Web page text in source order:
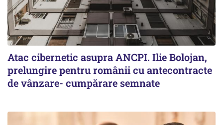
Atac cibernetic asupra ANCPI. Ilie Bolojan,
prelungire pentru românii cu antecontracte
de vânzare- cumpărare semnate